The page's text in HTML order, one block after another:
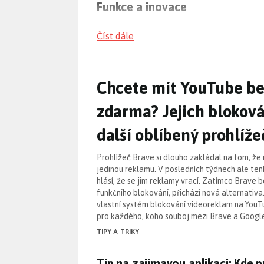
Funkce a inovace
Moderní internetové prohlížeče, jako je
Bezpečnostní otázky
Bezpečnost je pro uživatele
Chrome pravidelně vydávají záplaty
a pravidelně aktualizovat svoje
Tipy a trendy
Užitečná funkce vChrome pro
Snadné řešení pronefunkční
Prohlížeč Brave: Jaksurfovat
Číst dále
Chcete mít YouTube
Chcete mít YouTube
zdarma? Jejich
další oblíbený
Prohlížeč Brave si dlouho zakládal na tom, že
jedinou reklamu. V posledních týdnech ale
hlásí, že se jim reklamy vrací. Zatímco Brave
funkčního blokování, přichází nová
vlastní systém blokování videoreklam na
pro každého, koho souboj mezi Brave a
TIPY A TRIKY